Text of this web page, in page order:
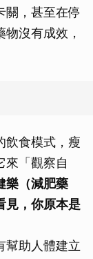
關，甚至在停
沒有成效，
飲食模式，瘦
來「觀察自
樂（減肥藥
見，你原本是
幫助人體建立